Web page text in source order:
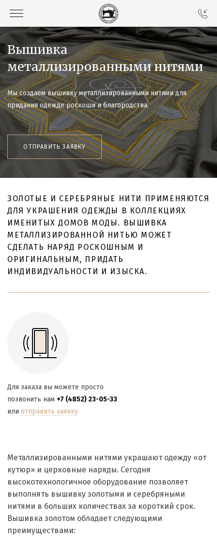
Вышивка
металлизированными нитями
Мы создаем вышивку металлизированными нитями для
придания одежде роскоши и благородства.
ОТПРАВИТЬ ЗАЯВКУ
ЗОЛОТЫЕ И СЕРЕБРЯНЫЕ НИТИ ПРИМЕНЯЮТСЯ
ДЛЯ УКРАШЕНИЯ ОДЕЖДЫ В КОЛЛЕКЦИЯХ
ИМЕНИТЫХ ДОМОВ МОДЫ. ВЫШИВКА
МЕТАЛЛИЗИРОВАННОЙ НИТЬЮ МОЖЕТ
СДЕЛАТЬ НАРЯД РОСКОШНЫМ И
ОРИГИНАЛЬНЫМ, ПРИДАТЬ
ИНДИВИДУАЛЬНОСТИ И ИЗЫСКА.
Для заказа вы можете просто
позвонить нам +7 (4852) 23-05-33
или отправить заявку
Металлизированными нитями украшают одежду «от
кутюр» и церковные наряды. Сегодня
высокотехнологичное оборудование позволяет
выполнять вышивку золотыми и серебряными
нитями в больших количествах за короткий срок.
Вышивка золотом обладает следующими
преимуществами: